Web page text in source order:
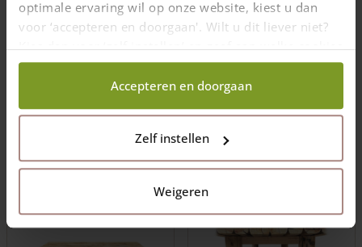
optimale ervaring wil op onze website, kiest u dan
voor ‘accepteren en doorgaan'. Wilt u dit liever niet?
Kies dan voor ‘zelf instellen’ en geef aan welke cookies
wij wel mogen verzamelen.
Accepteren en doorgaan
Zelf instellen
Weigeren
met onderstel van
rondhout
Levering in 10 werkdagen
(NL/BE)
winkelwagen
Tuinbank van kastanje
met vierkant onderstel
Levering in 10 werkdagen
(NL/BE)
Toevoegen aan
winkelwagen